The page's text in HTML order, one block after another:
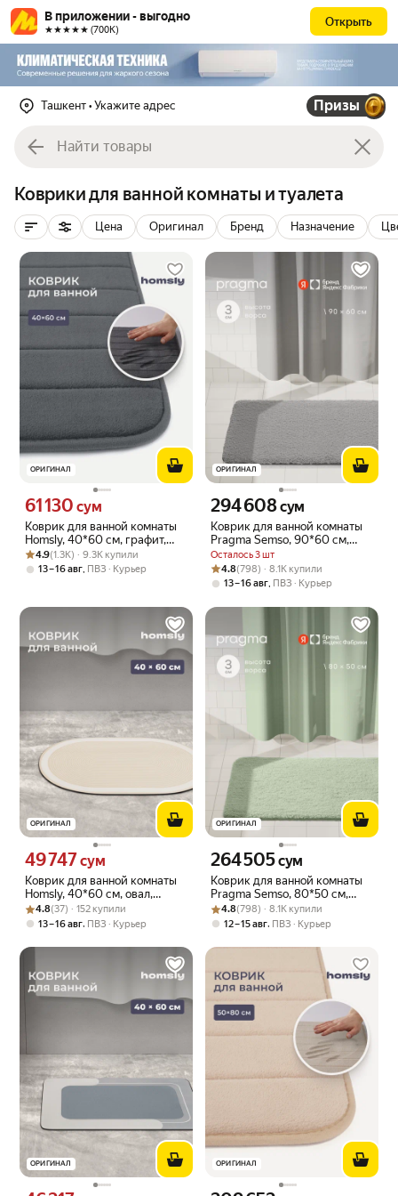
В приложении - выгодно
★★★★★ (700К)
Открыть
Ташкент • Укажите адрес Призы
Коврики для ванной комнаты и туалета
Цена Оригинал Бренд Назначение
ОРИГИНАЛ
Коврик для ванной комнаты
Homsly, 40*60 см, графит,
коллекция Basic, 8H-010-
TMMG-BSC
Цена 61130 сум вместо
61 130 сум
Рейтинг товара: 4.9 из 5
Оценок: (1.3K) · 9.3K купили
4.9(1.3K) · 9.3K купили
13 – 16 авг, ПВЗ Курьер
ОРИГИНАЛ
Коврик для ванной комнаты
Pragma Semso, 90*60 см,
галечный серый, SEM8.
TMMN.044
Осталось 3 шт
Цена 294608 сум вместо
294 608сум
Рейтинг товара: 4.8 из 5
Оценок: (798) · 8.1K купили
4.8(798) · 8.1K купили
13 – 16 авг, ПВЗ Курьер
ОРИГИНАЛ
Коврик для ванной комнаты
Homsly, 40*60 см, овал,
бежевый, коллекция Elema,
8H-056-DMOB-ELE
Цена 49747 сум вместо
49 747сум
Рейтинг товара: 4.8 из 5
Оценок: (37) · 152 купили
4.8(37) · 152 купили
13 – 16 авг, ПВЗ Курьер
ОРИГИНАЛ
Коврик для ванной комнаты
Pragma Semso, 80*50 см,
туманныи зеленыи, SEM8.
TMMG.034
Цена 264505 сум вместо
264 505сум
Рейтинг товара: 4.8 из 5
Оценок: (798) · 8.1K купили
4.8(798) · 8.1K купили
12 – 15 авг, ПВЗ Курьер
ОРИГИНАЛ ОРИГИНАЛ